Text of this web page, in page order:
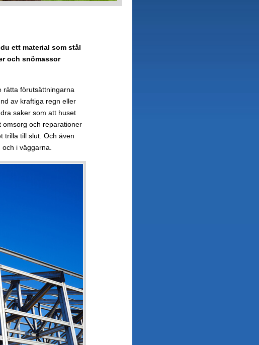
ett material som stål
och snömassor
rätta förutsättningarna
av kraftiga regn eller
saker som att huset
omsorg och reparationer
trilla till slut. Och även
i väggarna.